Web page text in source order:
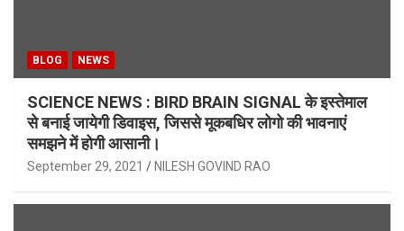
BLOG NEWS
SCIENCE NEWS : BIRD BRAIN SIGNAL के इस्तेमाल
से बनाई जायेगी डिवाइस, जिससे मूकबधिर लोगो की भावनाएं
समझने में होगी आसानी।
September 29, 2021 NILESH GOVIND RAO